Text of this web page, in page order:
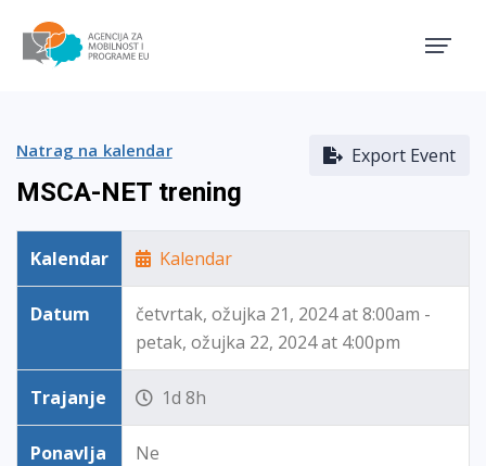
Export Event
Natrag na kalendar
MSCA-NET trening
Kalendar Kalendar
Datum
četvrtak, ožujka 21, 2024 at 8:00am -
petak, ožujka 22, 2024 at 4:00pm
Trajanje 1d 8h
Ponavlja
Ne